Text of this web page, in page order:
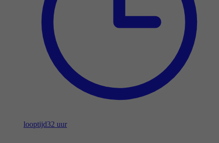
looptijd32 uur